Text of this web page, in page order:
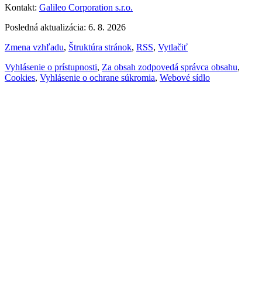
Kontakt: Galileo Corporation s.r.o.
Posledná aktualizácia: 6. 8. 2026
Zmena vzhľadu, Štruktúra stránok, RSS, Vytlačiť
Vyhlásenie o prístupnosti, Za obsah zodpovedá správca obsahu,
Cookies, Vyhlásenie o ochrane súkromia, Webové sídlo